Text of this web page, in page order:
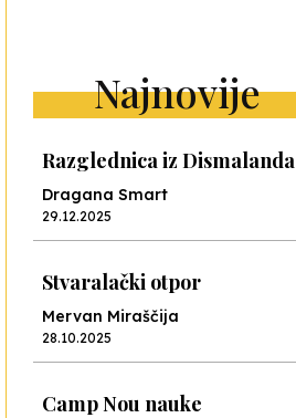
Najnovije
Razglednica iz Dismalanda
Dragana Smart
29.12.2025
Stvaralački otpor
Mervan Miraščija
28.10.2025
Camp Nou nauke